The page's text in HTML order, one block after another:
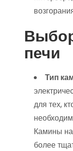
печи
Тип
для тех,
Камины
более